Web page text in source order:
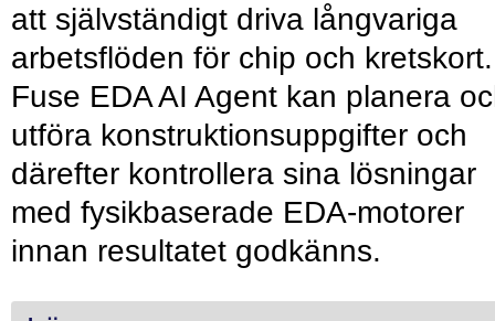
att självständigt driva långvariga
arbetsflöden för chip och kretskort.
Fuse EDA AI Agent kan planera
utföra konstruktionsuppgifter och
därefter kontrollera sina lösningar
med fysikbaserade EDA-motorer
innan resultatet godkänns.